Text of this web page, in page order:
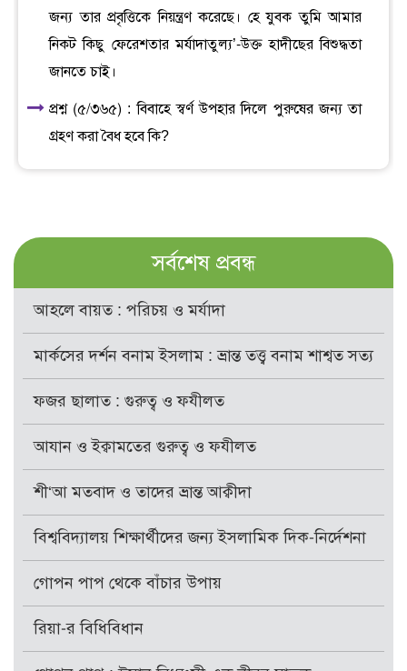
জন্য তার প্রবৃত্তিকে নিয়ন্ত্রণ করেছে। হে যুবক তুমি আমার
নিকট কিছু ফেরেশতার মর্যাদাতুল্য’-উক্ত হাদীছের বিশুদ্ধতা
জানতে চাই।
প্রশ্ন (৫/৩৬৫) : বিবাহে স্বর্ণ উপহার দিলে পুরুষের জন্য তা
গ্রহণ করা বৈধ হবে কি?
সর্বশেষ প্রবন্ধ
আহলে বায়ত : পরিচয় ও মর্যাদা
মার্কসের দর্শন বনাম ইসলাম : ভ্রান্ত তত্ত্ব বনাম শাশ্বত সত্য
ফজর ছালাত : গুরুত্ব ও ফযীলত
আযান ও ইক্বামতের গুরুত্ব ও ফযীলত
শী‘আ মতবাদ ও তাদের ভ্রান্ত আক্বীদা
বিশ্ববিদ্যালয় শিক্ষার্থীদের জন্য ইসলামিক দিক-নির্দেশনা
গোপন পাপ থেকে বাঁচার উপায়
রিয়া-র বিধিবিধান